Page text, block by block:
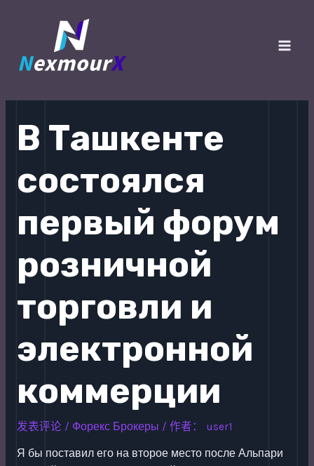
В Ташкенте
состоялся
первый форум
розничной
торговли и
электронной
коммерции
发表评论 / Форекс Брокеры / 作者： user1
Я бы поставил его на второе место после Альпари